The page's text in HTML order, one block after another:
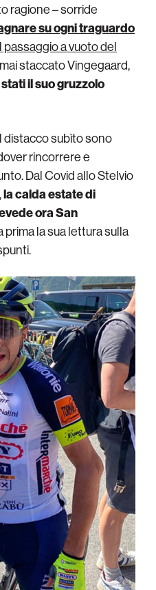
ragione – sorride
su ogni traguardo
passaggio a vuoto del
staccato Vingegaard,
il suo gruzzolo
distacco subìto sono
rincorrere e
Dal Covid allo Stelvio
la calda estate di
ora San
prima la sua lettura sulla